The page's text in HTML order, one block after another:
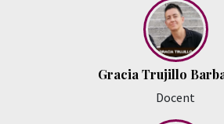
Gracia Trujillo
Docent